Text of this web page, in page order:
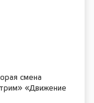
смена
«Движение